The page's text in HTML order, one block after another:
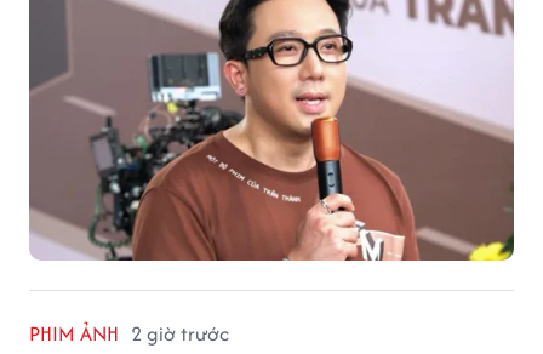
PHIM ẢNH 2 giờ trước